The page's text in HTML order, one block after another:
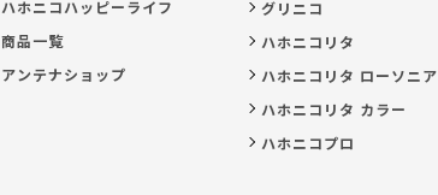
ハホニコハッピーライフ
商品一覧
アンテナショップ
グリニコ
ハホニコリタ
ハホニコリタ ローソニア
ハホニコリタ カラー
ハホニコプロ